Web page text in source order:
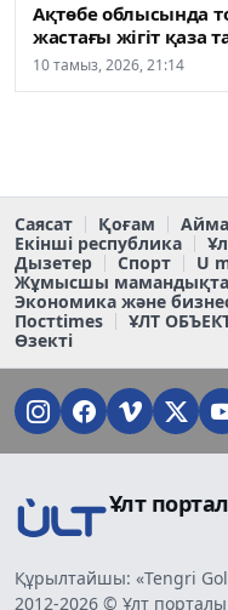
Ақтөбе облысында
жастағы жігіт қаза
10 тамыз, 2026, 21:14
Саясат Қоғам
Екінші республика
Дызетер
Спорт U
Жұмысшы
Экономика және
Постtimes
ҰЛТ
Өзекті
Ұлт
Құрылтайшы: «Tengri
2012-2026 © Ұлт порталы